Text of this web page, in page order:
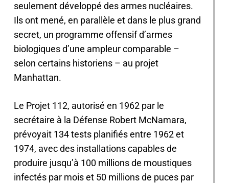
seulement développé des armes nucléaires.
Ils ont mené, en parallèle et dans le plus grand
secret, un programme offensif d’armes
biologiques d’une ampleur comparable –
selon certains historiens – au projet
Manhattan.
Le Projet 112, autorisé en 1962 par le
secrétaire à la Défense Robert McNamara,
prévoyait 134 tests planifiés entre 1962 et
1974, avec des installations capables de
produire jusqu’à 100 millions de moustiques
infectés par mois et 50 millions de puces par